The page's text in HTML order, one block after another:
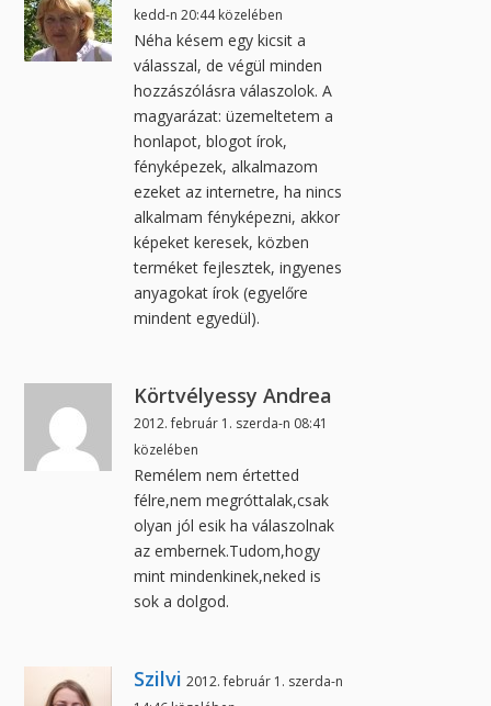
kedd-n 20:44 közelében
Néha késem egy kicsit a
válasszal, de végül minden
hozzászólásra válaszolok. A
magyarázat: üzemeltetem a
honlapot, blogot írok,
fényképezek, alkalmazom
ezeket az internetre, ha nincs
alkalmam fényképezni, akkor
képeket keresek, közben
terméket fejlesztek, ingyenes
anyagokat írok (egyelőre
mindent egyedül).
Körtvélyessy Andrea
2012. február 1. szerda-n 08:41
közelében
Remélem nem értetted
félre,nem megróttalak,csak
olyan jól esik ha válaszolnak
az embernek.Tudom,hogy
mint mindenkinek,neked is
sok a dolgod.
Szilvi 2012. február 1. szerda-n